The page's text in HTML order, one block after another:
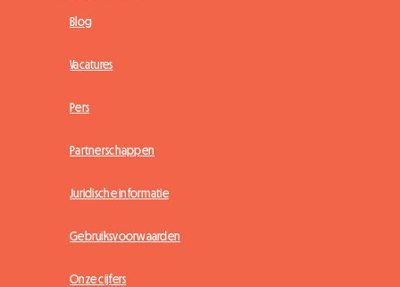
Blog
Vacatures
Pers
Partnerschappen
Juridische informatie
Gebruiksvoorwaarden
Onze cijfers